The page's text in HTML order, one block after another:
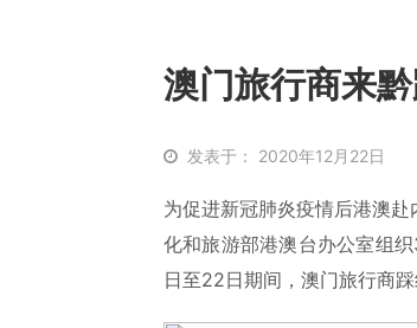
澳门旅行商来
发表于： 2020年12月22日
为促进新冠肺炎疫情后港澳
化和旅游部港澳台办公室组
日至22日期间，澳门旅行商